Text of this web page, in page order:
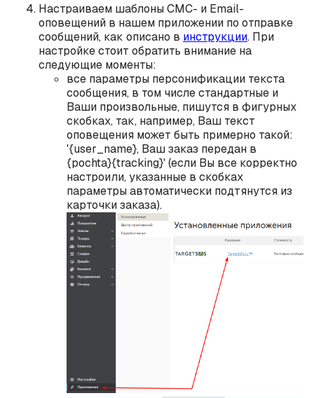
Настраиваем шаблоны СМС- и Email-
оповещений в нашем приложении по отправке
сообщений, как описано в инструкции. При
настройке стоит обратить внимание на
следующие моменты:
все параметры персонификации текста
сообщения, в том числе стандартные и
Ваши произвольные, пишутся в фигурных
скобках, так, например, Ваш текст
оповещения может быть примерно такой:
'{user_name}, Ваш заказ передан в
{pochta}{tracking}' (если Вы все корректно
настроили, указанные в скобках
параметры автоматически подтянутся из
карточки заказа).